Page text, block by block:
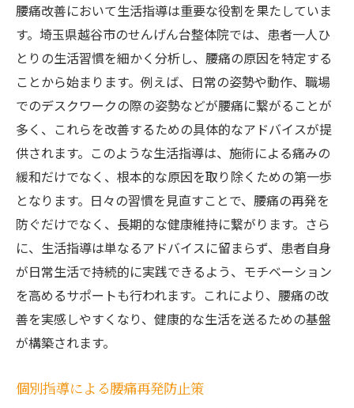
腰痛改善において生活指導は重要な役割を果たしていま
す。埼玉県越谷市のせんげん台整体院では、患者一人ひ
とりの生活習慣を細かく分析し、腰痛の原因を特定する
ことから始まります。例えば、日常の姿勢や動作、職場
でのデスクワークの際の姿勢などが腰痛に繋がることが
多く、これらを改善するための具体的なアドバイスが提
供されます。このような生活指導は、施術による痛みの
緩和だけでなく、根本的な原因を取り除くための第一歩
となります。日々の習慣を見直すことで、腰痛の再発を
防ぐだけでなく、長期的な健康維持に繋がります。さら
に、生活指導は単なるアドバイスに留まらず、患者自身
が日常生活で持続的に実践できるよう、モチベーション
を高めるサポートも行われます。これにより、腰痛の改
善を実感しやすくなり、健康的な生活を送るための基盤
が構築されます。
個別指導による腰痛再発防止策